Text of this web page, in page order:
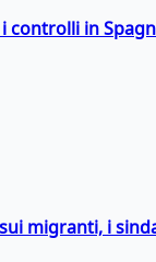
controlli in
migranti, i